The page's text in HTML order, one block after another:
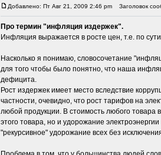
Добавлено: Пт Авг 21, 2009 2:46 pm Заголовок
Про термин "инфляция издержек".
Инфляция выражается в росте цен, т.е. по
Насколько я понимаю, словосочетание
для того чтобы было понятно, что наша
дефицита.
Рост издержек имеет место вследствие
частности, очевидно, что рост тарифов на
любой продукции. В стоимость любого товара
этого товара, но и удорожание
"рекурсивное" удорожание всех без